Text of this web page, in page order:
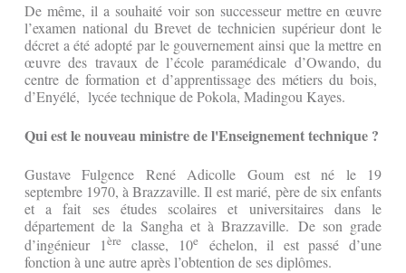
De même, il a souhaité voir son successeur mettre en œuvre
l’examen national du Brevet de technicien supérieur dont le
décret a été adopté par le gouvernement ainsi que la mettre en
œuvre des travaux de l’école paramédicale d’Owando, du
centre de formation et d’apprentissage des métiers du bois,
d’Enyélé, lycée technique de Pokola, Madingou Kayes.
Qui est le nouveau ministre de l'Enseignement technique ?
Gustave Fulgence René Adicolle Goum est né le 19
septembre 1970, à Brazzaville. Il est marié, père de six enfants
et a fait ses études scolaires et universitaires dans le
département de la Sangha et à Brazzaville. De son grade
d’ingénieur 1èreclasse, 10eéchelon, il est passé d’une
fonction à une autre après l’obtention de ses diplômes.